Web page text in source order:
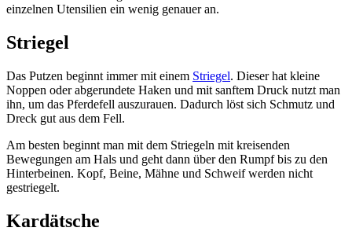
einzelnen Utensilien ein wenig genauer an.
Striegel
Das Putzen beginnt immer mit einem Striegel. Dieser hat kleine
Noppen oder abgerundete Haken und mit sanftem Druck nutzt man
ihn, um das Pferdefell auszurauen. Dadurch löst sich Schmutz und
Dreck gut aus dem Fell.
Am besten beginnt man mit dem Striegeln mit kreisenden
Bewegungen am Hals und geht dann über den Rumpf bis zu den
Hinterbeinen. Kopf, Beine, Mähne und Schweif werden nicht
gestriegelt.
Kardätsche